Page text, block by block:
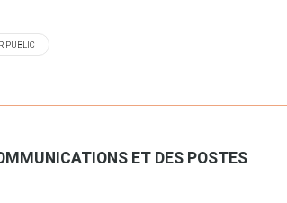
PUBLIC
ET DES POSTES